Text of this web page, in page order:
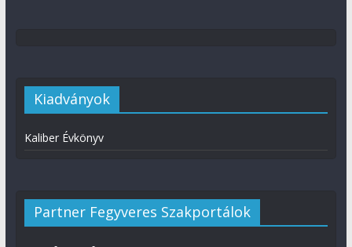
Kiadványok
Kaliber Évkönyv
Partner Fegyveres Szakportálok